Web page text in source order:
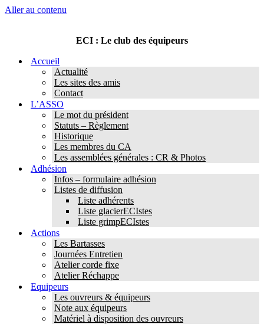
Aller au contenu
ECI : Le club des équipeurs
Accueil
Actualité
Les sites des amis
Contact
L’ASSO
Le mot du président
Statuts – Règlement
Historique
Les membres du CA
Les assemblées générales : CR & Photos
Adhésion
Infos – formulaire adhésion
Listes de diffusion
Liste adhérents
Liste glacierECIstes
Liste grimpECIstes
Actions
Les Bartasses
Journées Entretien
Atelier corde fixe
Atelier Réchappe
Equipeurs
Les ouvreurs & équipeurs
Note aux équipeurs
Matériel à disposition des ouvreurs